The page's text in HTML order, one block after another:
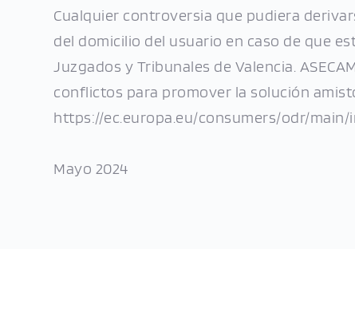
Cualquier controversia que pudiera
del domicilio del usuario en caso de que
Juzgados y Tribunales de Valencia.
conflictos para promover la solución
https://ec.europa.eu/consumers/odr/main/
Mayo 2024